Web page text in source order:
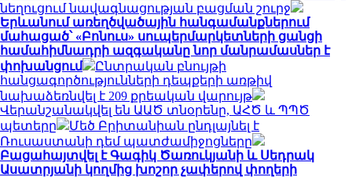
նեղուցում նավագնացության բացման շուրջ
Երևանում առեղծվածային հանգամանքներում
մահացած՝ «Բոնուս» սուպերմարկետների ցանցի
համահիմնադրի ազգականը նոր մանրամասներ է
փոխանցում
Ընտրական բնույթի
հանցագործությունների դեպքերի առթիվ
նախաձեռնվել է 209 քրեական վարույթ
Վերանշանակվել են ԱԱԾ տնօրենը, ԱՀԾ և ՊՊԾ
պետերը
Մեծ Բրիտանիան ընդլայնել է
Ռուսաստանի դեմ պատժամիջոցները
Բացահայտվել է Գագիկ Ծառուկյանի և Սեդրակ
Ասատրյանի կողմից խոշոր չափերով փողերի